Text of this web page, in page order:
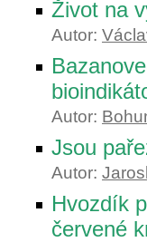
Život na
Autor:
Autor:
Jsou
Autor:
Hvozdík
červené